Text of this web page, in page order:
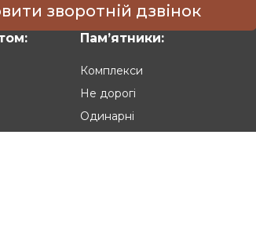
зворотній дзвінок
Памʼятники:
Комплекси
Не дорогі
Одинарні